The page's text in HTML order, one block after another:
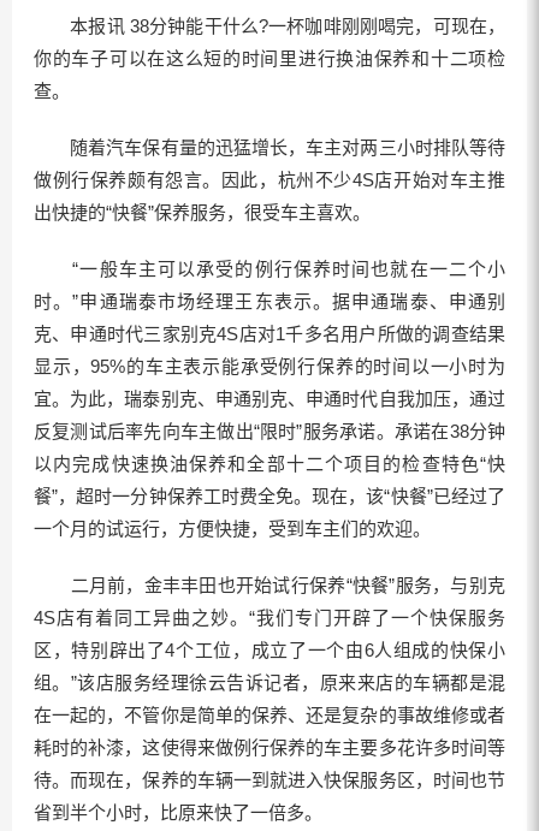
本报讯 38分钟能干什么?一杯咖啡刚刚喝完，可现在，
你的车子可以在这么短的时间里进行换油保养和十二项检
查。
随着汽车保有量的迅猛增长，车主对两三小时排队等待
做例行保养颇有怨言。因此，杭州不少4S店开始对车主推
出快捷的“快餐”保养服务，很受车主喜欢。
“一般车主可以承受的例行保养时间也就在一二个小
时。”申通瑞泰市场经理王东表示。据申通瑞泰、申通别
克、申通时代三家别克4S店对1千多名用户所做的调查结果
显示，95%的车主表示能承受例行保养的时间以一小时为
宜。为此，瑞泰别克、申通别克、申通时代自我加压，通过
反复测试后率先向车主做出“限时”服务承诺。承诺在38分钟
以内完成快速换油保养和全部十二个项目的检查特色“快
餐”，超时一分钟保养工时费全免。现在，该“快餐”已经过了
一个月的试运行，方便快捷，受到车主们的欢迎。
二月前，金丰丰田也开始试行保养“快餐”服务，与别克
4S店有着同工异曲之妙。“我们专门开辟了一个快保服务
区，特别辟出了4个工位，成立了一个由6人组成的快保小
组。”该店服务经理徐云告诉记者，原来来店的车辆都是混
在一起的，不管你是简单的保养、还是复杂的事故维修或者
耗时的补漆，这使得来做例行保养的车主要多花许多时间等
待。而现在，保养的车辆一到就进入快保服务区，时间也节
省到半个小时，比原来快了一倍多。